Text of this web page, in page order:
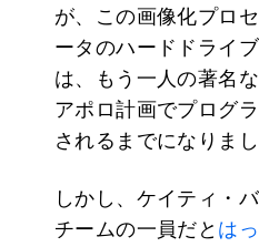
が、この画像化プロ
ータのハードドライ
は、もう一人の著名
アポロ計画でプログ
されるまでになりまし
しかし、ケイティ・
チームの一員だと は